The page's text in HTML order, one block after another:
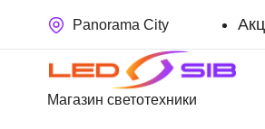
Panorama City
Магазин светотехники